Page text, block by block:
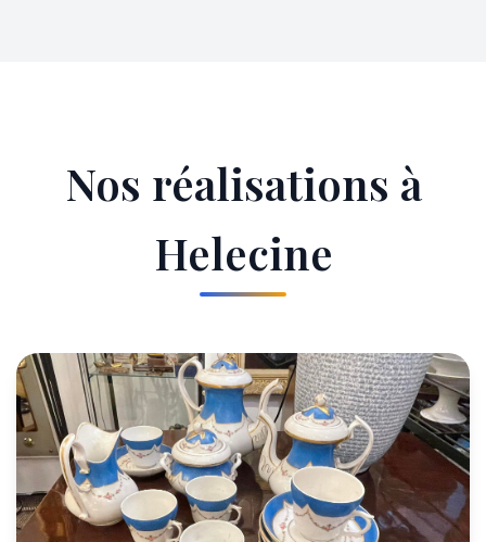
Nos réalisations à
Helecine